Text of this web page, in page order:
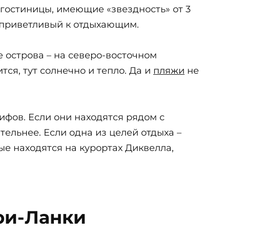
имеющие «звездность» от 3
к отдыхающим.
– на северо-восточном
тут солнечно и тепло. Да и пляжи не
Если они находятся рядом с
Если одна из целей отдыха –
находятся на курортах Диквелла,
Ланки